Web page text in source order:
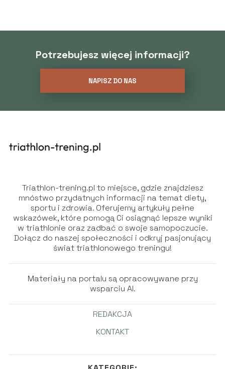
Potrzebujesz więcej informacji?
NAPISZ DO NAS
Triathlon-trening.pl to miejsce, gdzie znajdziesz
mnóstwo przydatnych informacji na temat diety,
sportu i zdrowia. Oferujemy artykuły pełne
wskazówek, które pomogą Ci osiągnąć lepsze wyniki
w triathlonie oraz zadbać o swoje samopoczucie.
Dołącz do naszej społeczności i odkryj pasjonujący
świat triathlonowego treningu!
Materiały na portalu są opracowywane przy
wsparciu AI.
REDAKCJA
KONTAKT